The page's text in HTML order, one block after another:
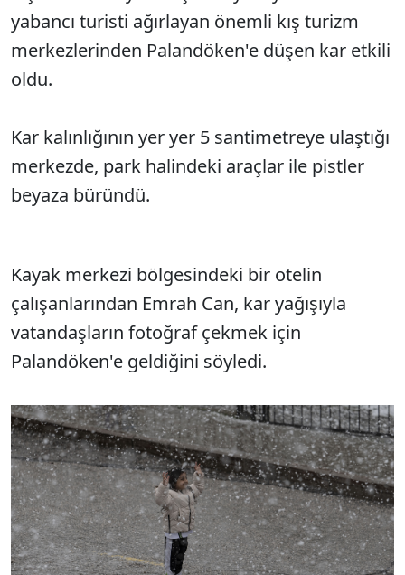
yabancı turisti ağırlayan önemli kış turizm
merkezlerinden Palandöken'e düşen kar etkili
oldu.
Kar kalınlığının yer yer 5 santimetreye ulaştığı
merkezde, park halindeki araçlar ile pistler
beyaza büründü.
Kayak merkezi bölgesindeki bir otelin
çalışanlarından Emrah Can, kar yağışıyla
vatandaşların fotoğraf çekmek için
Palandöken'e geldiğini söyledi.